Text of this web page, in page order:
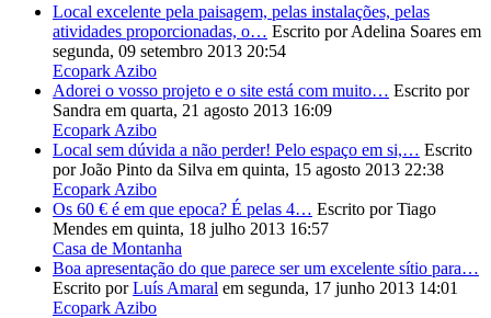
Local excelente pela paisagem, pelas instalações, pelas
atividades proporcionadas, o… Escrito por Adelina Soares em
segunda, 09 setembro 2013 20:54
Ecopark Azibo
Adorei o vosso projeto e o site está com muito… Escrito por
Sandra em quarta, 21 agosto 2013 16:09
Ecopark Azibo
Local sem dúvida a não perder! Pelo espaço em si,… Escrito
por João Pinto da Silva em quinta, 15 agosto 2013 22:38
Ecopark Azibo
Os 60 € é em que epoca? É pelas 4… Escrito por Tiago
Mendes em quinta, 18 julho 2013 16:57
Casa de Montanha
Boa apresentação do que parece ser um excelente sítio para…
Escrito porLuís Amaral em segunda, 17 junho 2013 14:01
Ecopark Azibo